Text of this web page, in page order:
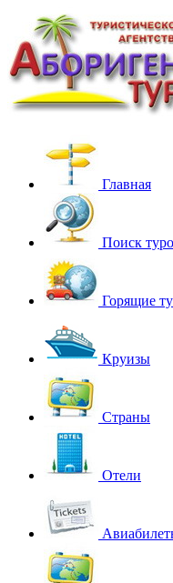
Главная
Поиск
Горящие
Круизы
Страны
Отели